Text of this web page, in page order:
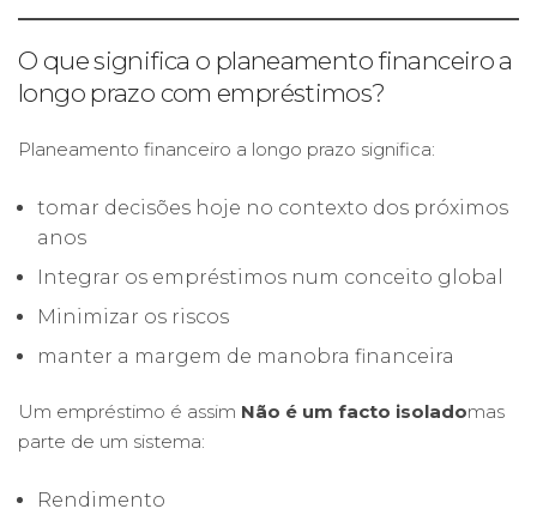
O que significa o planeamento financeiro a
longo prazo com empréstimos?
Planeamento financeiro a longo prazo significa:
tomar decisões hoje no contexto dos próximos
anos
Integrar os empréstimos num conceito global
Minimizar os riscos
manter a margem de manobra financeira
Um empréstimo é assim Não é um facto isoladomas
parte de um sistema:
Rendimento